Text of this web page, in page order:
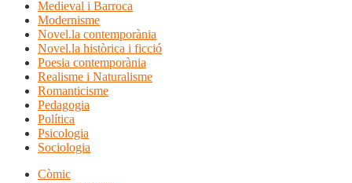
Medieval i Barroca
Modernisme
Novel.la contemporània
Novel.la històrica i ficció
Poesia contemporània
Realisme i Naturalisme
Romanticisme
Pedagogia
Política
Psicologia
Sociologia
Còmic